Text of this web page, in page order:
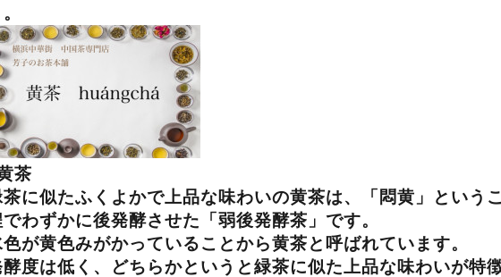
茶
茶に似たふくよかで上品な味わいの黄茶は、「悶黄」という
わずかに後発酵させた「弱後発酵茶」です。
が黄色みがかっていることから黄茶と呼ばれています。
酵度は低く、どちらかというと緑茶に似た上品な味わいが特